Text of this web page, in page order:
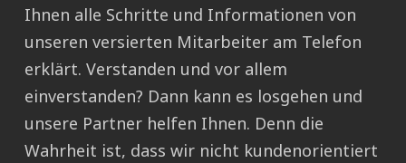
Ihnen alle Schritte und Informationen von
unseren versierten Mitarbeiter am Telefon
erklärt. Verstanden und vor allem
einverstanden? Dann kann es losgehen und
unsere Partner helfen Ihnen. Denn die
Wahrheit ist, dass wir nicht kundenorientiert